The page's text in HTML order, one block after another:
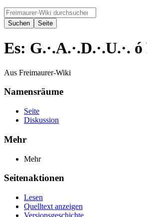
Es: G.·.A.·.D.·.U.·.
Aus Freimaurer-Wiki
Namensräume
Seite
Diskussion
Mehr
Mehr
Seitenaktionen
Lesen
Quelltext anzeigen
Versionsgeschichte